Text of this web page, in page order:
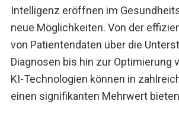
Intelligenz eröffnen im
neue Möglichkeiten. Von der
von Patientendaten über die
Diagnosen bis hin zur Optimierung
KI-Technologien können in
einen signifikanten Mehrwert